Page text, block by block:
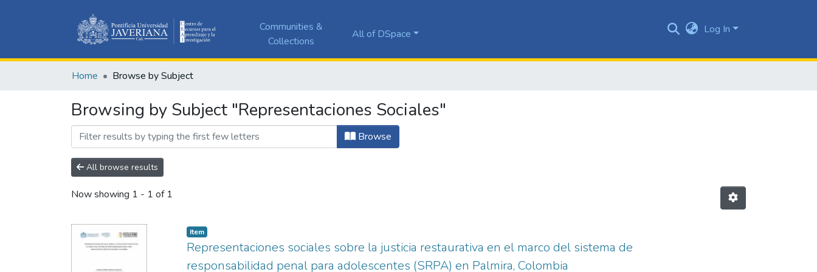
Communities &
Collections
All of DSpace Log In
Home Browse by Subject
Browsing by Subject "Representaciones Sociales"
Browse
All browse results
Now showing 1 - 1 of 1
Item
Representaciones sociales sobre la justicia restaurativa en el marco del sistema de
responsabilidad penal para adolescentes (SRPA) en Palmira, Colombia